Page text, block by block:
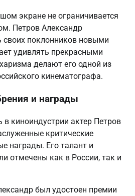
экране не ограничивается
Петров Александр
своих поклонников новыми
удивлять прекрасными
делают его одной из
кинематографа.
и награды
в киноиндустрии актер Петров
критические
награды. Его талант и
отмечены как в России, так и
был удостоен премии